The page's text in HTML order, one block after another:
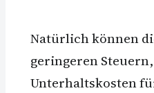
Natürlich können
geringeren
Unterhaltskosten